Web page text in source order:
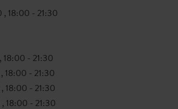
18:00 - 21:30
18:00 - 21:30
18:00 - 21:30
18:00 - 21:30
18:00 - 21:30